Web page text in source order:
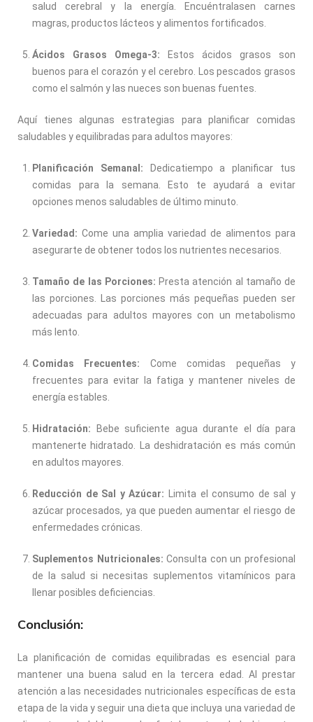
salud cerebral y la energía. Encuéntralasen carnes
magras, productos lácteos y alimentos fortificados.
Ácidos Grasos Omega-3: Estos ácidos grasos son
buenos para el corazón y el cerebro. Los pescados grasos
como el salmón y las nueces son buenas fuentes.
Aquí tienes algunas estrategias para planificar comidas
saludables y equilibradas para adultos mayores:
Planificación Semanal: Dedicatiempo a planificar tus
comidas para la semana. Esto te ayudará a evitar
opciones menos saludables de último minuto.
Variedad: Come una amplia variedad de alimentos para
asegurarte de obtener todos los nutrientes necesarios.
Tamaño de las Porciones: Presta atención al tamaño de
las porciones. Las porciones más pequeñas pueden ser
adecuadas para adultos mayores con un metabolismo
más lento.
Comidas Frecuentes: Come comidas pequeñas y
frecuentes para evitar la fatiga y mantener niveles de
energía estables.
Hidratación: Bebe suficiente agua durante el día para
mantenerte hidratado. La deshidratación es más común
en adultos mayores.
Reducción de Sal y Azúcar: Limita el consumo de sal y
azúcar procesados, ya que pueden aumentar el riesgo de
enfermedades crónicas.
Suplementos Nutricionales: Consulta con un profesional
de la salud si necesitas suplementos vitamínicos para
llenar posibles deficiencias.
Conclusión:
La planificación de comidas equilibradas es esencial para
mantener una buena salud en la tercera edad. Al prestar
atención a las necesidades nutricionales específicas de esta
etapa de la vida y seguir una dieta que incluya una variedad de